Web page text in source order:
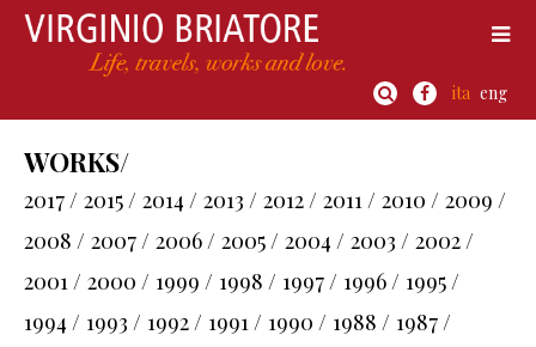
ita eng
WORKS/
2017 / 2015 / 2014 / 2013 / 2012 / 2011 / 2010 / 2009 /
2008 / 2007 / 2006 / 2005 / 2004 / 2003 / 2002 /
2001 / 2000 / 1999 / 1998 / 1997 / 1996 / 1995 /
1994 / 1993 / 1992 / 1991 / 1990 / 1988 / 1987 /